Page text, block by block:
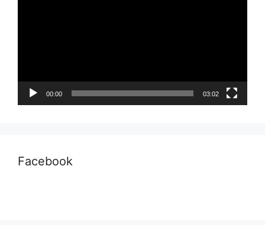
00:00 03:02
Facebook